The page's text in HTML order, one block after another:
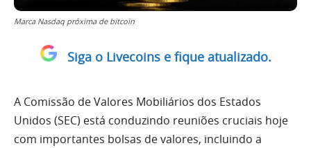
Marca Nasdaq próxima de bitcoin
Siga o Livecoins e fique atualizado.
A Comissão de Valores Mobiliários dos Estados
Unidos (SEC) está conduzindo reuniões cruciais hoje
com importantes bolsas de valores, incluindo a